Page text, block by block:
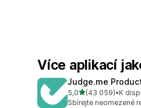
Více aplikací
Judge.me
5,0z 5 hvězd
(43 059)
Celkový počet•K
Sbírejte neomezené